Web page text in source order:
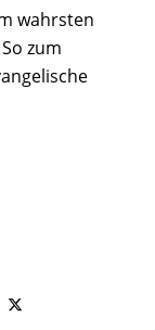
wahrsten
zum